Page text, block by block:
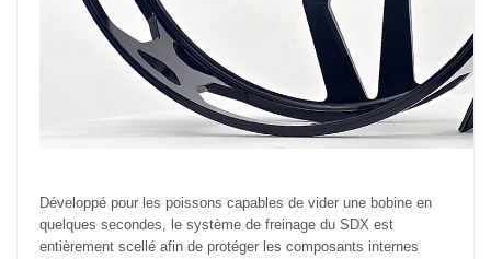
Développé pour les poissons capables de vider une bobine en
quelques secondes, le système de freinage du SDX est
entièrement scellé afin de protéger les composants internes